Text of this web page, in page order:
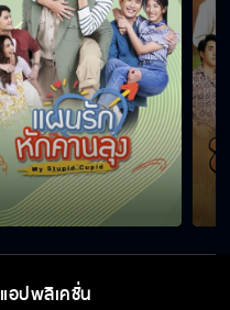
แอปพลิเคชั่น